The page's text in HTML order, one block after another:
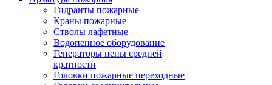
Гидранты пожарные
Краны пожарные
Стволы лафетные
Водопенное оборудование
Генераторы пены средней
кратности
Головки пожарные переходные